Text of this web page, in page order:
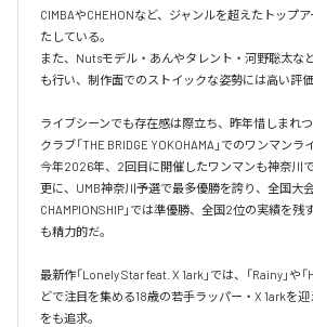
CIMBAやCHEHONなど、ジャンルを超えたトップ
たしている。
また、Nutsモデル・あんやタレント・河野聡太な
も行い、制作面でのストイックな姿勢には高い評
ライブシーンでも存在感は際立ち、昨年惜しまれ
クラブ「THE BRIDGE YOKOHAMA」でのワンマンラ
今年2026年、2回目に開催したワンマンも神奈川
更に、UMB神奈川予選で最多優勝を誇り、全国大会
CHAMPIONSHIP」では準優勝、全国2位の実績を残
も精力的だ。
最新作「Lonely Star feat. X 1ark」では、「Rainy」や
どで注目を集める18歳の若手ラッパー・X 1arkを迎
をも追求。